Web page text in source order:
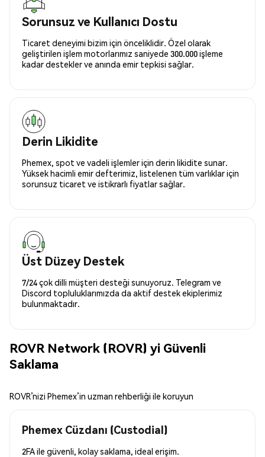
Sorunsuz ve Kullanıcı Dostu
Ticaret deneyimi bizim için önceliklidir. Özel olarak
geliştirilen işlem motorlarımız saniyede 300.000 işleme
kadar destekler ve anında emir tepkisi sağlar.
Derin Likidite
Phemex, spot ve vadeli işlemler için derin likidite sunar.
Yüksek hacimli emir defterimiz, listelenen tüm varlıklar için
sorunsuz ticaret ve istikrarlı fiyatlar sağlar.
Üst Düzey Destek
7/24 çok dilli müşteri desteği sunuyoruz. Telegram ve
Discord topluluklarımızda da aktif destek ekiplerimiz
bulunmaktadır.
ROVR Network (ROVR) yi Güvenli
Saklama
ROVR’nizi Phemex’in uzman rehberliği ile koruyun
Phemex Cüzdanı (Custodial)
2FA ile güvenli, kolay saklama, ideal erişim.